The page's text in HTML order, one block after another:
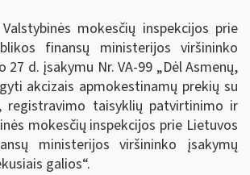
mokesčių inspekcijos prie
finansų ministerijos viršininko
27 d. įsakymu Nr. VA-99 „Dėl Asmenų,
akcizais apmokestinamų prekių su
registravimo taisyklių patvirtinimo ir
mokesčių inspekcijos prie Lietuvos
ministerijos viršininko įsakymų
galios“.